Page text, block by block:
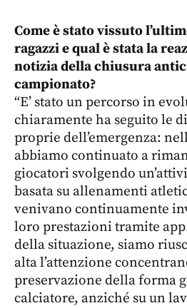
Come è stato vissuto
ragazzi e qual è stata la
notizia della chiusura
campionato?
“E’ stato un percorso in
chiaramente ha seguito le
proprie dell’emergenza:
abbiamo continuato a
giocatori svolgendo
basata su allenamenti
venivano continuamente
loro prestazioni tramite
della situazione, siamo
alta l’attenzione
preservazione della forma
calciatore, anziché su un